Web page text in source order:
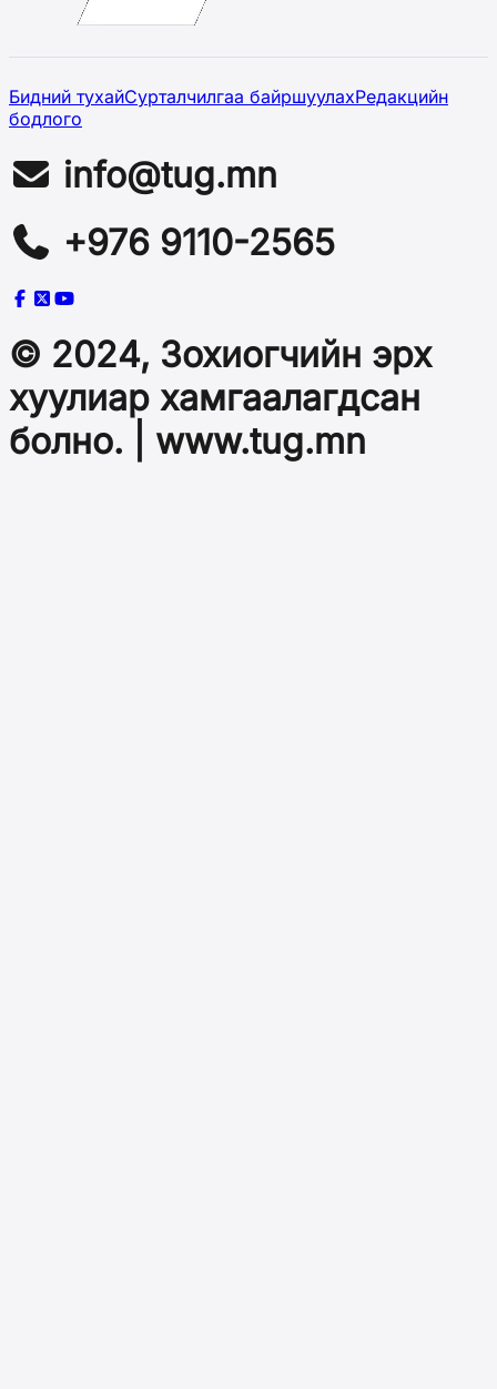
Бидний тухайСурталчилгаа байршуулахРедакцийн
бодлого
info@tug.mn
+976 9110-2565
© 2024, Зохиогчийн эрх
хуулиар хамгаалагдсан
болно. | www.tug.mn